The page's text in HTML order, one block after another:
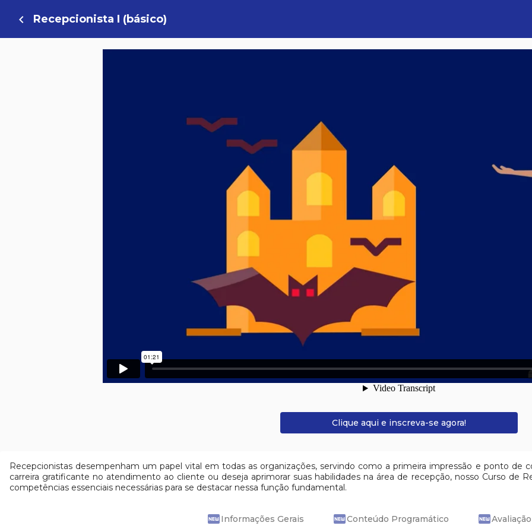
navigate_before Recepcionista I (básico)
Clique aqui e inscreva-se agora!
Recepcionistas desempenham um papel vital em todas as organizações, servindo como a primeira impressão e ponto de
carreira gratificante no atendimento ao cliente ou deseja aprimorar suas habilidades na área de recepção, nosso Curso de
competências essenciais necessárias para se destacar nessa função fundamental.
fiber_newInformações Gerais fiber_newConteúdo Programático fiber_new